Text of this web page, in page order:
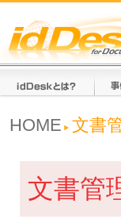
HOME 文書
文書管